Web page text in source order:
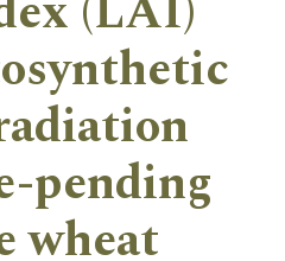
pending
wheat